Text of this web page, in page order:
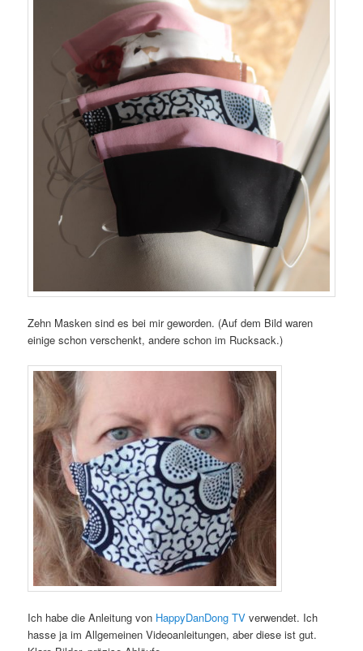
Zehn Masken sind es bei mir geworden. (Auf dem Bild waren
einige schon verschenkt, andere schon im Rucksack.)
Ich habe die Anleitung von HappyDanDong TV verwendet. Ich
hasse ja im Allgemeinen Videoanleitungen, aber diese ist gut.